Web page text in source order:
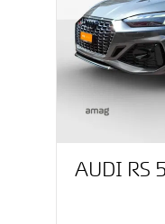
AUDI RS